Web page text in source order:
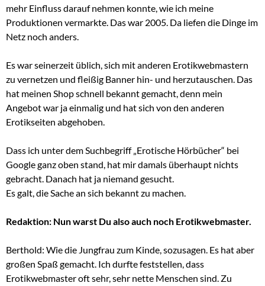
mehr Einfluss darauf nehmen konnte, wie ich meine
Produktionen vermarkte. Das war 2005. Da liefen die Dinge im
Netz noch anders.
Es war seinerzeit üblich, sich mit anderen Erotikwebmastern
zu vernetzen und fleißig Banner hin- und herzutauschen. Das
hat meinen Shop schnell bekannt gemacht, denn mein
Angebot war ja einmalig und hat sich von den anderen
Erotikseiten abgehoben.
Dass ich unter dem Suchbegriff „Erotische Hörbücher“ bei
Google ganz oben stand, hat mir damals überhaupt nichts
gebracht. Danach hat ja niemand gesucht.
Es galt, die Sache an sich bekannt zu machen.
Redaktion: Nun warst Du also auch noch Erotikwebmaster.
Berthold: Wie die Jungfrau zum Kinde, sozusagen. Es hat aber
großen Spaß gemacht. Ich durfte feststellen, dass
Erotikwebmaster oft sehr, sehr nette Menschen sind. Zu